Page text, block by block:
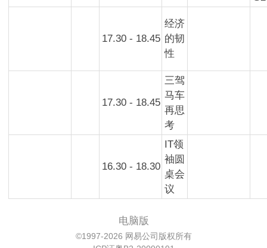
17.30 - 18.45
经济
的韧
性
17.30 - 18.45
三驾
马车
再思
考
16.30 - 18.30
IT领
袖圆
桌会
议
电脑版
©1997-2026 网易公司版权所有